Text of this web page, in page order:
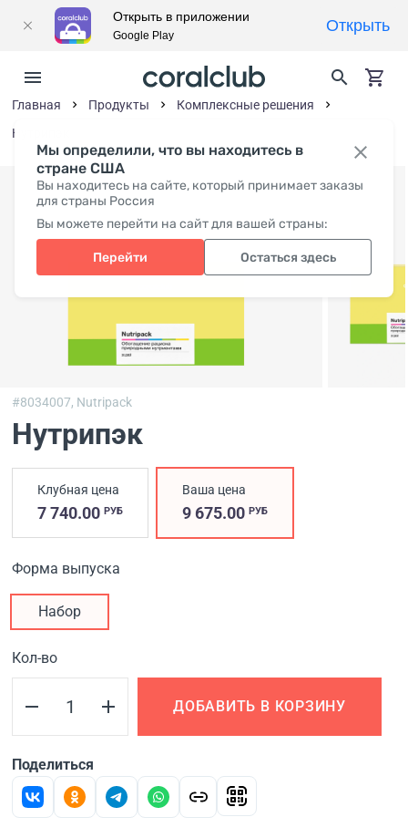
Мы определили, что вы находитесь в
стране США
Вы находитесь на сайте, который принимает заказы
для страны Россия
Вы можете перейти на сайт для вашей страны:
Перейти Остаться здесь
Главная Продукты
Комплексные решения
Нутрипэк
#8034007, Nutripack
Нутрипэк
Клубная цена
7 740.00 РУБ
Ваша цена
9 675.00РУБ
Форма выпуска
Набор
Кол-во
ДОБАВИТЬ В КОРЗИНУ
Поделиться
Открыть в приложении
Google Play
Открыть